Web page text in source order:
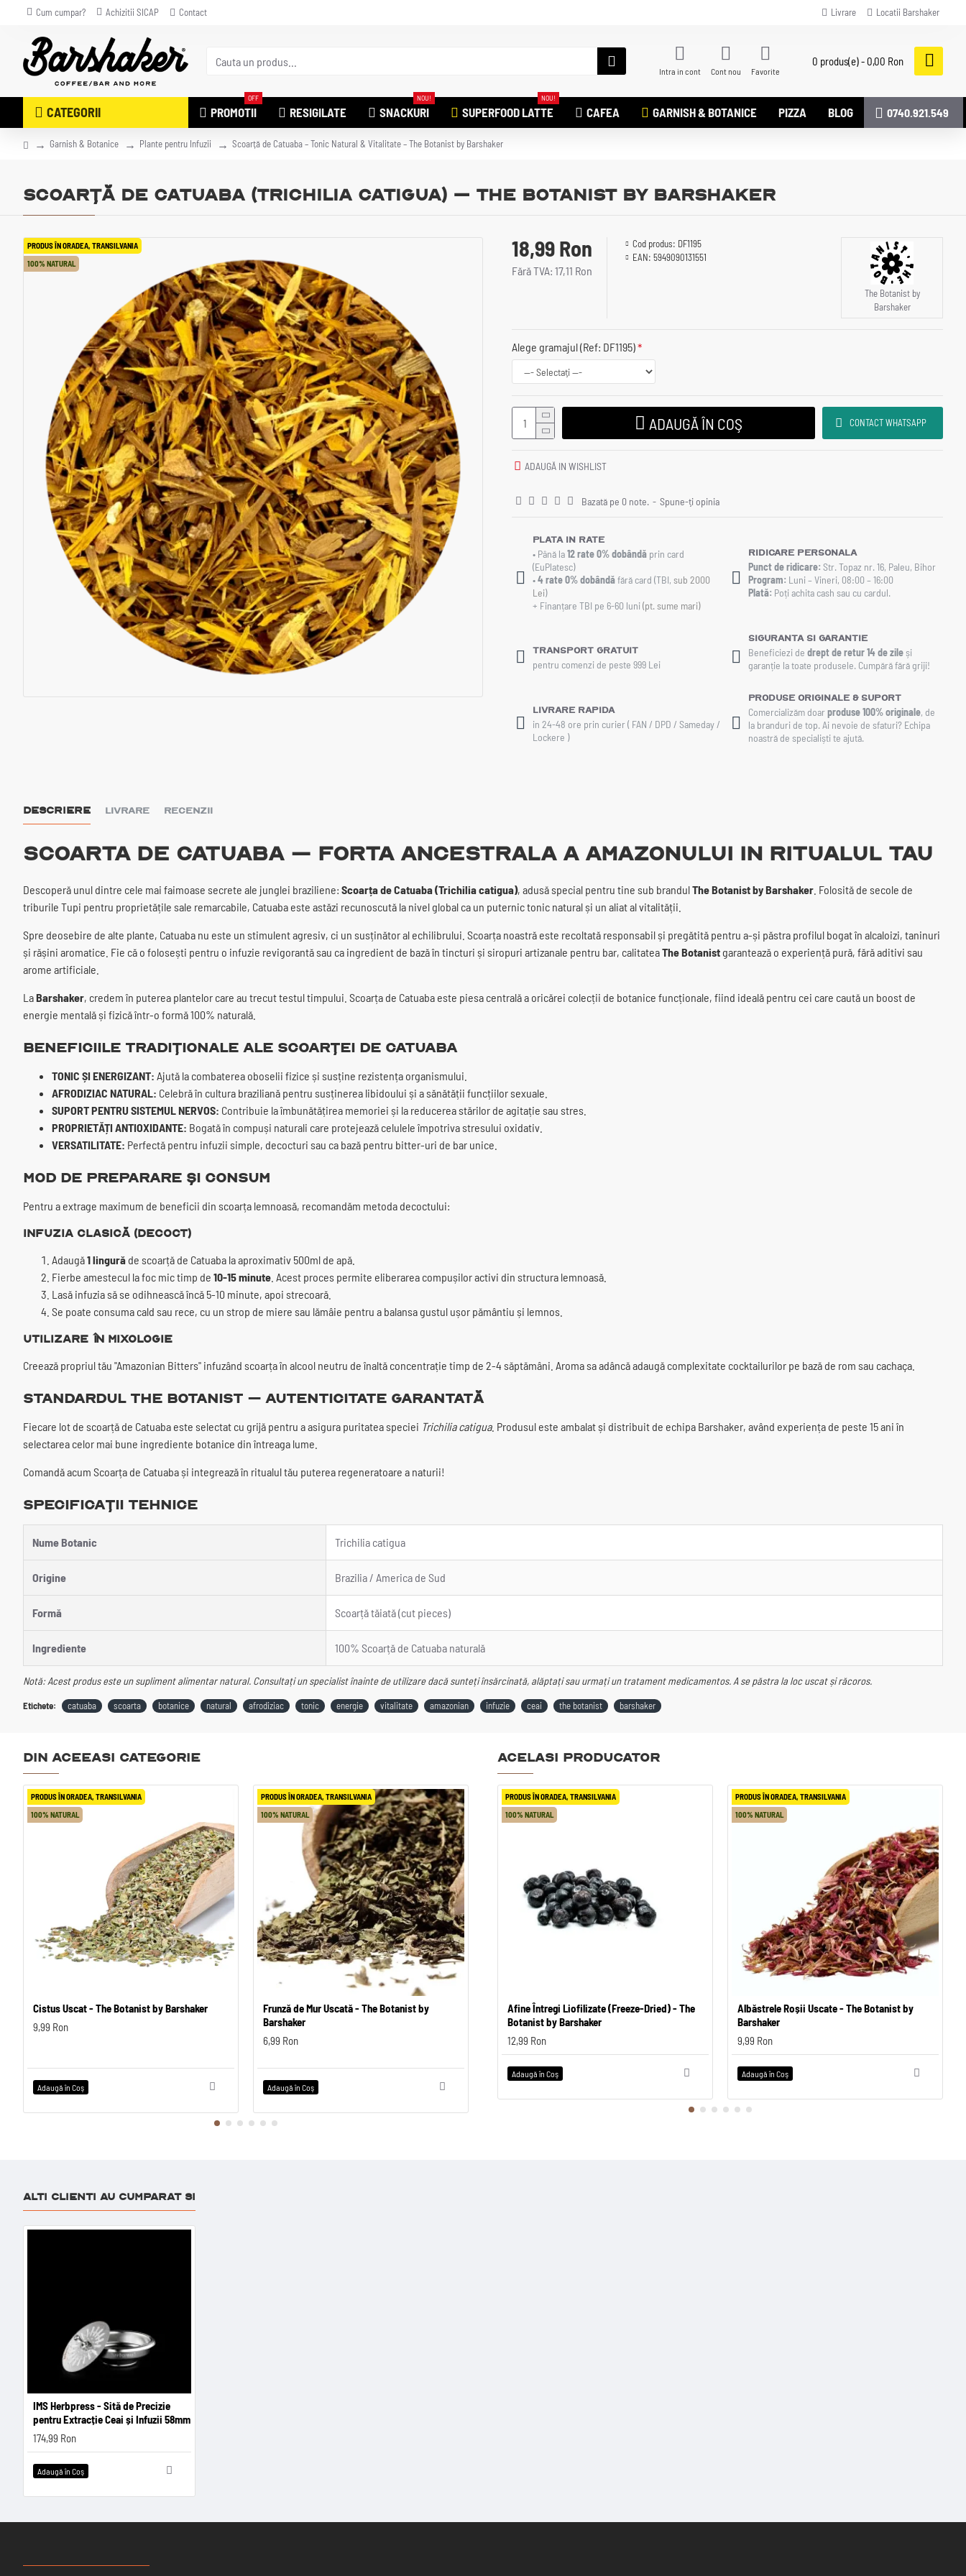
Cum cumpar? Achizitii SICAP Contact Livrare Locatii Barshaker
Intra in cont Cont nou Favorite
0 produs(e) - 0,00 Ron
CATEGORII PROMOTII
OFF
RESIGILATE SNACKURI
NOU!
SUPERFOOD LATTE
NOU!
CAFEA GARNISH & BOTANICE PIZZA BLOG 0740.921.549
Garnish & Botanice Plante pentru Infuzii Scoarță de Catuaba – Tonic Natural & Vitalitate – The Botanist by Barshaker
Scoarță de Catuaba (Trichilia catigua) – The Botanist by Barshaker
PRODUS ÎN ORADEA, TRANSILVANIA
100% NATURAL
Bazată pe 0 note. - Spune-ţi opinia
18,99 Ron
Fără TVA: 17,11 Ron
Cod produs: DF1195
EAN: 5949090131551
The Botanist by
Barshaker
Alege gramajul (Ref: DF1195)
ADAUGĂ ÎN COŞ CONTACT WHATSAPP
ADAUGĂ IN WISHLIST
Plata in rate
• Până la12 rate 0% dobândă prin card
(EuPlatesc)
•4 rate 0% dobândăfără card (TBI, sub 2000
Lei)
+ Finanțare TBI pe 6-60 luni(pt. sume mari)
Ridicare personala
Punct de ridicare: Str. Topaz nr. 16, Paleu, Bihor
Program: Luni – Vineri, 08:00 – 16:00
Plată: Poți achita cash sau cu cardul.
Transport gratuit
pentru comenzi de peste 999 Lei
Siguranta si Garantie
Beneficiezi de drept de retur 14 de zileși
garanție la toate produsele. Cumpără fără griji!
Livrare rapida
in 24-48 ore prin curier ( FAN / DPD / Sameday /
Lockere )
Produse Originale & Suport
Comercializăm doarproduse 100% originale, de
la branduri de top. Ai nevoie de sfaturi? Echipa
noastră de specialiști te ajută.
DESCRIERE LIVRARE RECENZII
Scoarta de Catuaba – Forta Ancestrala a Amazonului in Ritualul Tau
Descoperă unul dintre cele mai faimoase secrete ale junglei braziliene: Scoarța de Catuaba (Trichilia catigua), adusă special pentru tine sub brandulThe Botanist by Barshaker . Folosită de secole de
triburile Tupi pentru proprietățile sale remarcabile, Catuaba este astăzi recunoscută la nivel global ca un puternic tonic natural și un aliat al vitalității.
Spre deosebire de alte plante, Catuaba nu este un stimulent agresiv, ci un susținător al echilibrului. Scoarța noastră este recoltată responsabil și pregătită pentru a-și păstra profilul bogat în alcaloizi, taninuri
și rășini aromatice. Fie că o folosești pentru o infuzie revigorantă sau ca ingredient de bază în tincturi și siropuri artizanale pentru bar, calitateaThe Botanistgarantează o experiență pură, fără aditivi sau
arome artificiale.
LaBarshaker, credem în puterea plantelor care au trecut testul timpului. Scoarța de Catuaba este piesa centrală a oricărei colecții de botanice funcționale, fiind ideală pentru cei care caută un boost de
energie mentală și fizică într-o formă 100% naturală.
Beneficiile Tradiționale ale Scoarței de Catuaba
TONIC ȘI ENERGIZANT: Ajută la combaterea oboselii fizice și susține rezistența organismului.
AFRODIZIAC NATURAL: Celebră în cultura braziliană pentru susținerea libidoului și a sănătății funcțiilor sexuale.
SUPORT PENTRU SISTEMUL NERVOS: Contribuie la îmbunătățirea memoriei și la reducerea stărilor de agitație sau stres.
PROPRIETĂȚI ANTIOXIDANTE: Bogată în compuși naturali care protejează celulele împotriva stresului oxidativ.
VERSATILITATE: Perfectă pentru infuzii simple, decocturi sau ca bază pentru bitter-uri de bar unice.
Mod de Preparare și Consum
Pentru a extrage maximum de beneficii din scoarța lemnoasă, recomandăm metoda decoctului:
Infuzia Clasică (Decoct)
Adaugă1 lingurăde scoarță de Catuaba la aproximativ 500ml de apă.
Fierbe amestecul la foc mic timp de 10-15 minute . Acest proces permite eliberarea compușilor activi din structura lemnoasă.
Lasă infuzia să se odihnească încă 5-10 minute, apoi strecoară.
Se poate consuma cald sau rece, cu un strop de miere sau lămâie pentru a balansa gustul ușor pământiu și lemnos.
Utilizare în Mixologie
Creează propriul tău "Amazonian Bitters" infuzând scoarța în alcool neutru de înaltă concentrație timp de 2-4 săptămâni. Aroma sa adâncă adaugă complexitate cocktailurilor pe bază de rom sau cachaça.
Standardul The Botanist – Autenticitate Garantată
Fiecare lot de scoarță de Catuaba este selectat cu grijă pentru a asigura puritatea speciei Trichilia catigua. Produsul este ambalat și distribuit de echipa Barshaker, având experiența de peste 15 ani în
selectarea celor mai bune ingrediente botanice din întreaga lume.
Comandă acum Scoarța de Catuaba și integrează în ritualul tău puterea regeneratoare a naturii!
Specificații Tehnice
Nume Botanic Trichilia catigua
Origine Brazilia / America de Sud
Formă Scoarță tăiată (cut pieces)
Ingrediente 100% Scoarță de Catuaba naturală
Notă: Acest produs este un supliment alimentar natural. Consultați un specialist înainte de utilizare dacă sunteți însărcinată, alăptați sau urmați un tratament medicamentos. A se păstra la loc uscat și răcoros.
Etichete: catuaba scoarta botanice natural afrodiziac tonic energie vitalitate amazonian infuzie ceai the botanist barshaker
Din aceeasi categorie
PRODUS ÎN ORADEA, TRANSILVANIA
100% NATURAL
Cistus Uscat - The Botanist by Barshaker
9,99 Ron
Adaugă în Coş
PRODUS ÎN ORADEA, TRANSILVANIA
100% NATURAL
Frunză de Mur Uscată - The Botanist by
Barshaker
6,99 Ron
Adaugă în Coş
PRODUS ÎN ORADEA, TRANSILVANIA
100% NATURAL
Frunză de Roiniță Uscată (Melissa) - The
Botanist by Barshaker
8,99 Ron
PRODUS ÎN ORADEA, TRANSILVANIA
100% NATURAL
Frunză de Zmeură Uscată - The Botanist by
Barshaker
9,99 Ron
Acelasi producator
PRODUS ÎN ORADEA, TRANSILVANIA
100% NATURAL
Afine Întregi Liofilizate (Freeze-Dried) - The
Botanist by Barshaker
12,99 Ron
Adaugă în Coş
PRODUS ÎN ORADEA, TRANSILVANIA
100% NATURAL
Albăstrele Roșii Uscate - The Botanist by
Barshaker
9,99 Ron
Adaugă în Coş
ALTI CLIENTI AU CUMPARAT SI
IMS Herbpress - Sită de Precizie
pentru Extracție Ceai și Infuzii 58mm
174,99 Ron
Adaugă în Coş